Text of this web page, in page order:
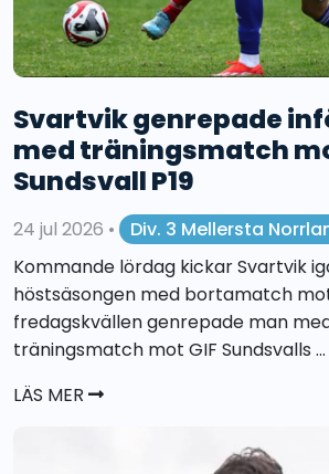
Svartvik genrepade
med träningsmatch
Sundsvall P19
24 jul 2026 •
Div. 3 Mellersta
Kommande lördag kickar Svartvik
höstsäsongen med bortamatch
fredagskvällen genrepade man
träningsmatch mot GIF Sundsvalls ...
LÄS MER